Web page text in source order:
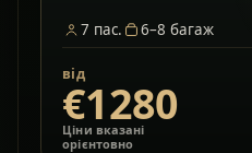
7 пас. 6–8 багаж
від
€1280
Ціни вказані
орієнтовно